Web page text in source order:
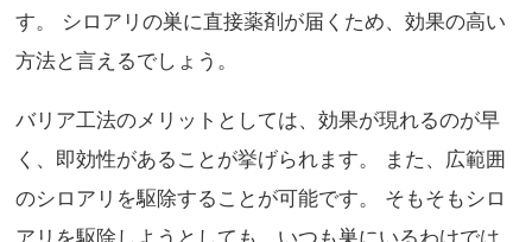
す。 シロアリの巣に直接薬剤が届くため、効果の高い
方法と言えるでしょう。
バリア工法のメリットとしては、効果が現れるのが早
く、即効性があることが挙げられます。 また、広範囲
のシロアリを駆除することが可能です。 そもそもシロ